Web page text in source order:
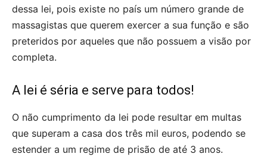
dessa lei, pois existe no país um número grande de
massagistas que querem exercer a sua função e são
preteridos por aqueles que não possuem a visão por
completa.
A lei é séria e serve para todos!
O não cumprimento da lei pode resultar em multas
que superam a casa dos três mil euros, podendo se
estender a um regime de prisão de até 3 anos.